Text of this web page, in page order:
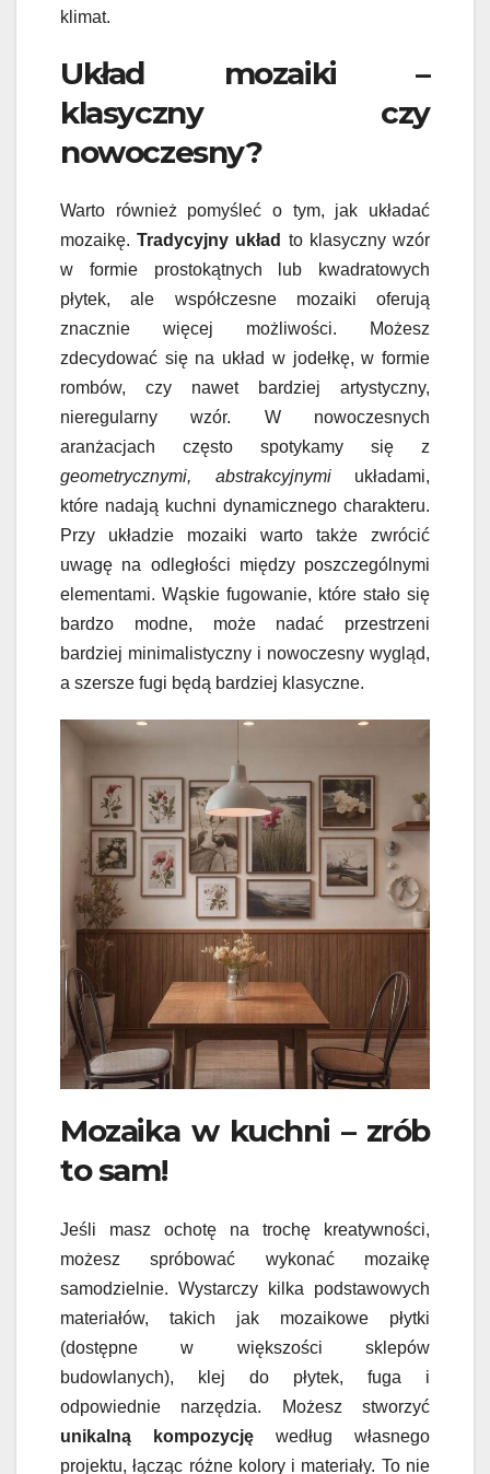
klimat.
Układ mozaiki –
klasyczny czy
nowoczesny?
Warto również pomyśleć o tym, jak układać
mozaikę.Tradycyjny układ to klasyczny wzór
w formie prostokątnych lub kwadratowych
płytek, ale współczesne mozaiki oferują
znacznie więcej możliwości. Możesz
zdecydować się na układ w jodełkę, w formie
rombów, czy nawet bardziej artystyczny,
nieregularny wzór. W nowoczesnych
aranżacjach często spotykamy się z
geometrycznymi, abstrakcyjnymiukładami,
które nadają kuchni dynamicznego charakteru.
Przy układzie mozaiki warto także zwrócić
uwagę na odległości między poszczególnymi
elementami. Wąskie fugowanie, które stało się
bardzo modne, może nadać przestrzeni
bardziej minimalistyczny i nowoczesny wygląd,
a szersze fugi będą bardziej klasyczne.
Mozaika w kuchni – zrób
to sam!
Jeśli masz ochotę na trochę kreatywności,
możesz spróbować wykonać mozaikę
samodzielnie. Wystarczy kilka podstawowych
materiałów, takich jak mozaikowe płytki
(dostępne w większości sklepów
budowlanych), klej do płytek, fuga i
odpowiednie narzędzia. Możesz stworzyć
unikalną kompozycję według własnego
projektu, łącząc różne kolory i materiały. To nie